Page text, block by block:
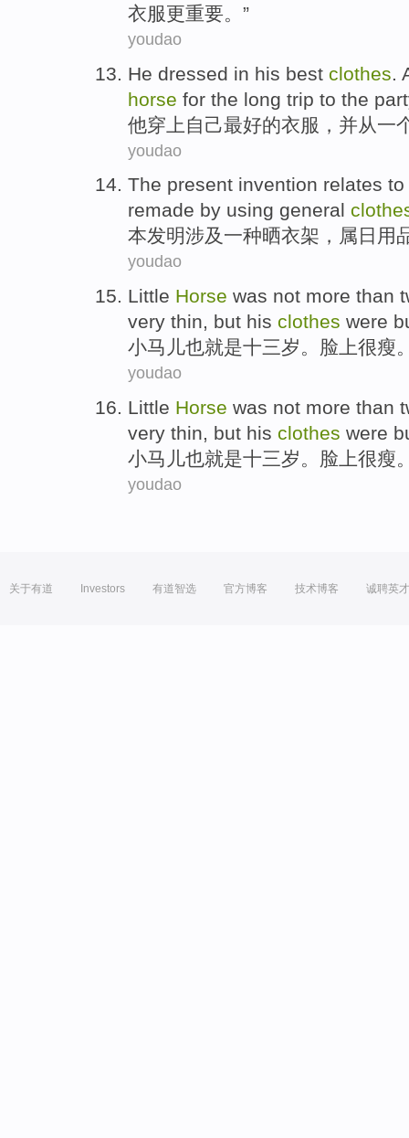
衣服更重要。”
youdao
He dressed in his best clothes
horse for the long trip to the
他穿上 自己最好的衣服 ，并从一
youdao
The present invention relates to
remade by using general
本发明涉及 一种晒衣架 ，属日用
youdao
Little Horse was not more than
very thin, but his clothes were
小马儿也就是十三岁。 脸上很瘦
youdao
Little Horse was not more than
very thin, but his clothes were
小马儿也就是十三岁。 脸上很瘦
youdao
关于有道 Investors 有道智选 官方博客 技术博客 诚聘英才